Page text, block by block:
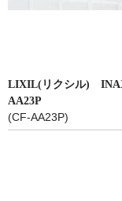
小便器セット
LIXIL(リクシル)
AA23P
(CF-AA23P)